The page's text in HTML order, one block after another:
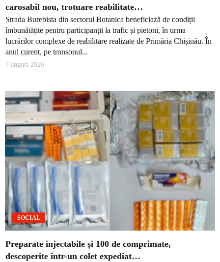
carosabil nou, trotuare reabilitate…
Strada Burebista din sectorul Botanica beneficiază de condiții
îmbunătățite pentru participanții la trafic și pietoni, în urma
lucrărilor complexe de reabilitare realizate de Primăria Chișinău. În
anul curent, pe tronsonul...
7 august 2026
SOCIAL
Preparate injectabile și 100 de comprimate,
descoperite într-un colet expediat…